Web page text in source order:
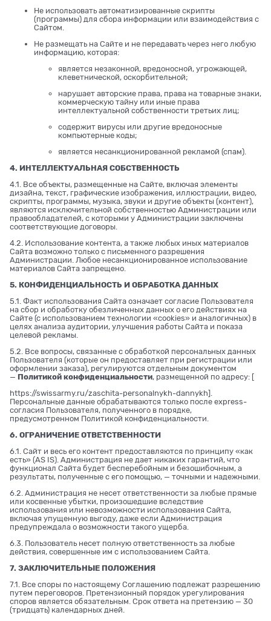
Не использовать автоматизированные скрипты
(программы) для сбора информации или взаимодействия с
Сайтом.
Не размещать на Сайте и не передавать через него любую
информацию, которая:
является незаконной, вредоносной, угрожающей,
клеветнической, оскорбительной;
нарушает авторские права, права на товарные знаки,
коммерческую тайну или иные права
интеллектуальной собственности третьих лиц;
содержит вирусы или другие вредоносные
компьютерные коды;
является несанкционированной рекламой (спам).
4. ИНТЕЛЛЕКТУАЛЬНАЯ СОБСТВЕННОСТЬ
4.1. Все объекты, размещенные на Сайте, включая элементы
дизайна, текст, графические изображения, иллюстрации, видео,
скрипты, программы, музыка, звуки и другие объекты (контент),
являются исключительной собственностью Администрации или
правообладателей, с которыми у Администрации заключены
соответствующие договоры.
4.2. Использование контента, а также любых иных материалов
Сайта возможно только с письменного разрешения
Администрации. Любое несанкционированное использование
материалов Сайта запрещено.
5. КОНФИДЕНЦИАЛЬНОСТЬ И ОБРАБОТКА ДАННЫХ
5.1. Факт использования Сайта означает согласие Пользователя
на сбор и обработку обезличенных данных о его действиях на
Сайте (с использованием технологии «cookies» и аналогичных) в
целях анализа аудитории, улучшения работы Сайта и показа
целевой рекламы.
5.2. Все вопросы, связанные с обработкой персональных данных
Пользователя (которые он предоставляет при регистрации или
оформлении заказа), регулируются отдельным документом
— Политикой конфиденциальности, размещенной по адресу: [
https://swissarmy.ru/zaschita-personalnykh-dannykh].
Персональные данные обрабатываются только после express-
согласия Пользователя, полученного в порядке,
предусмотренном Политикой конфиденциальности.
6. ОГРАНИЧЕНИЕ ОТВЕТСТВЕННОСТИ
6.1. Сайт и весь его контент предоставляются по принципу «как
есть» (AS IS). Администрация не дает никаких гарантий, что
функционал Сайта будет бесперебойным и безошибочным, а
результаты, полученные с его помощью, — точными и надежными.
6.2. Администрация не несет ответственности за любые прямые
или косвенные убытки, произошедшие вследствие
использования или невозможности использования Сайта,
включая упущенную выгоду, даже если Администрация
предупреждала о возможности такого ущерба.
6.3. Пользователь несет полную ответственность за любые
действия, совершенные им с использованием Сайта.
7. ЗАКЛЮЧИТЕЛЬНЫЕ ПОЛОЖЕНИЯ
7.1. Все споры по настоящему Соглашению подлежат разрешению
путем переговоров. Претензионный порядок урегулирования
споров является обязательным. Срок ответа на претензию — 30
(тридцать) календарных дней.